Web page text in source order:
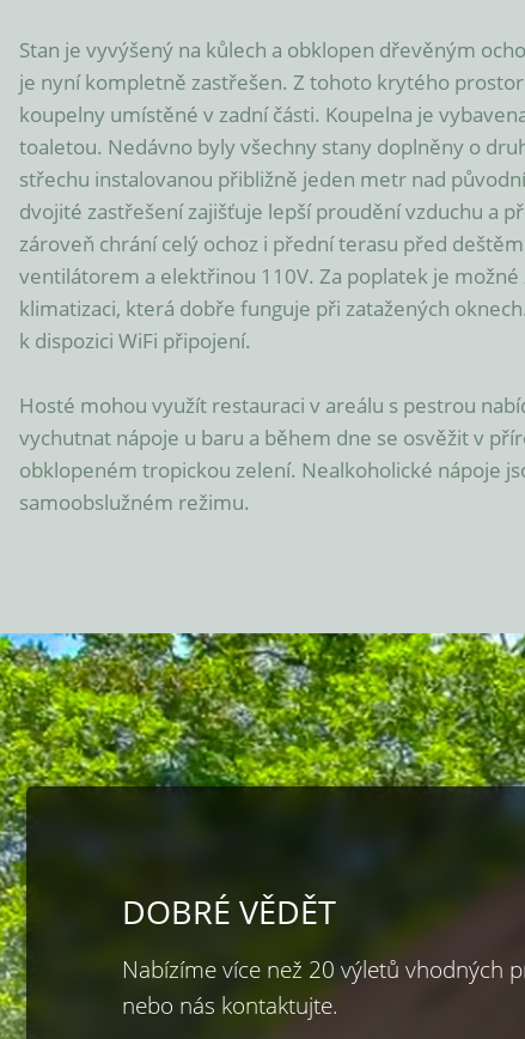
Stan je vyvýšený na kůlech a obklopen dřevěným
je nyní kompletně zastřešen. Z tohoto krytého
koupelny umístěné v zadní části. Koupelna je
toaletou. Nedávno byly všechny stany doplněny o
střechu instalovanou přibližně jeden metr nad
dvojité zastřešení zajišťuje lepší proudění vzduchu a
zároveň chrání celý ochoz i přední terasu před
ventilátorem a elektřinou 110V. Za poplatek je
klimatizaci, která dobře funguje při zatažených
k dispozici WiFi připojení.
Hosté mohou využít restauraci v areálu s pestrou
vychutnat nápoje u baru a během dne se osvěžit v
obklopeném tropickou zelení. Nealkoholické nápoje
samoobslužném režimu.
DOBRÉ VĚDĚT
Nabízíme více než 20 výletů vhodných
nebo nás kontaktujte.